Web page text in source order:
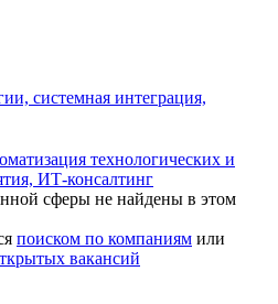
системная интеграция,
технологических и
ИТ-консалтинг
сферы не найдены в этом
поиском по компаниям или
вакансий